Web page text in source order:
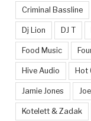
Criminal Bassline
Dj Lion DJ T
Food Music
Hive Audio Hot
Jamie Jones
Kotelett & Zadak